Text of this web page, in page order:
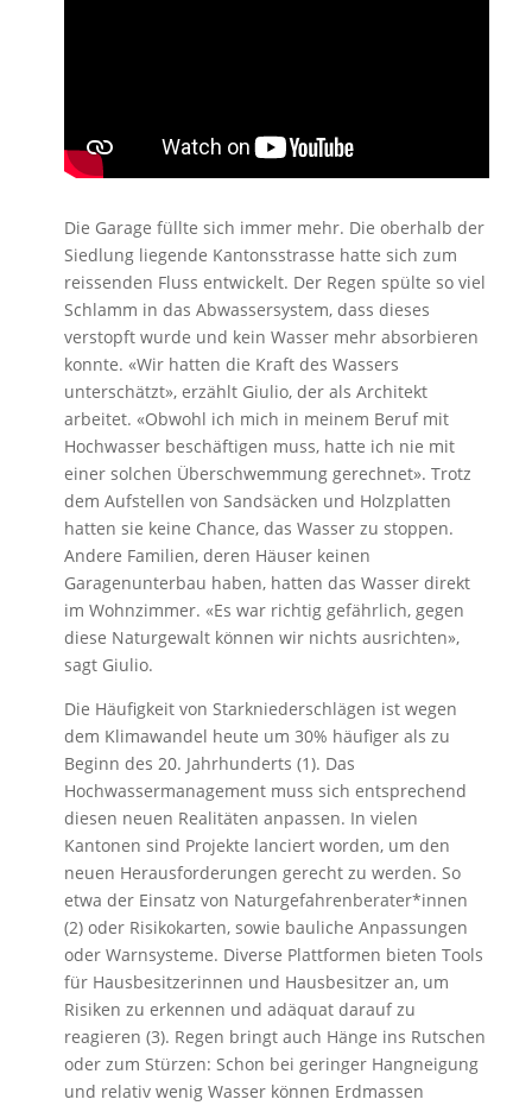
Die Garage füllte sich immer mehr. Die oberhalb der
Siedlung liegende Kantonsstrasse hatte sich zum
reissenden Fluss entwickelt. Der Regen spülte so viel
Schlamm in das Abwassersystem, dass dieses
verstopft wurde und kein Wasser mehr absorbieren
konnte. «Wir hatten die Kraft des Wassers
unterschätzt», erzählt Giulio, der als Architekt
arbeitet. «Obwohl ich mich in meinem Beruf mit
Hochwasser beschäftigen muss, hatte ich nie mit
einer solchen Überschwemmung gerechnet». Trotz
dem Aufstellen von Sandsäcken und Holzplatten
hatten sie keine Chance, das Wasser zu stoppen.
Andere Familien, deren Häuser keinen
Garagenunterbau haben, hatten das Wasser direkt
im Wohnzimmer. «Es war richtig gefährlich, gegen
diese Naturgewalt können wir nichts ausrichten»,
sagt Giulio.
Die Häufigkeit von Starkniederschlägen ist wegen
dem Klimawandel heute um 30% häufiger als zu
Beginn des 20. Jahrhunderts (1). Das
Hochwassermanagement muss sich entsprechend
diesen neuen Realitäten anpassen. In vielen
Kantonen sind Projekte lanciert worden, um den
neuen Herausforderungen gerecht zu werden. So
etwa der Einsatz von Naturgefahrenberater*innen
(2) oder Risikokarten, sowie bauliche Anpassungen
oder Warnsysteme. Diverse Plattformen bieten Tools
für Hausbesitzerinnen und Hausbesitzer an, um
Risiken zu erkennen und adäquat darauf zu
reagieren (3). Regen bringt auch Hänge ins Rutschen
oder zum Stürzen: Schon bei geringer Hangneigung
und relativ wenig Wasser können Erdmassen